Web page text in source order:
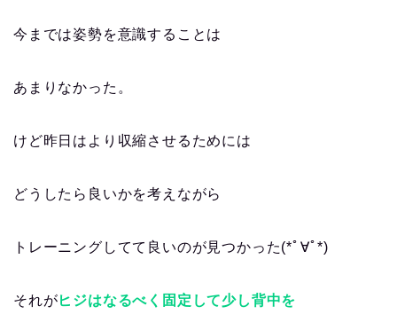
今までは姿勢を意識することは
あまりなかった。
けど昨日はより収縮させるためには
どうしたら良いかを考えながら
トレーニングしてて良いのが見つかった(*ﾟ∀ﾟ*)
それがヒジはなるべく固定して少し背中を